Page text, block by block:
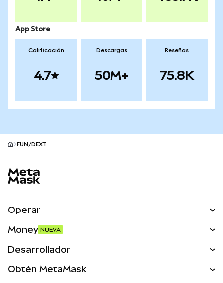
App Store
Calificación
4.7
Descargas
50M+
Reseñas
75.8K
FUN/DEXT
Operar
Activos del mundo real
Money NUEVA
Desarrollador
Obtén MetaMask